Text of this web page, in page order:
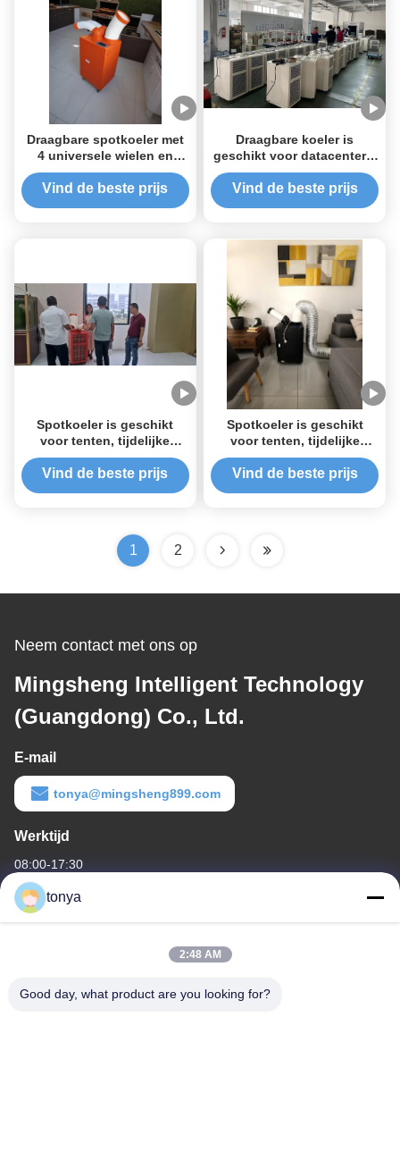
Draagbare spotkoeler met
4 universele wielen en
optionele timer in
levendige oranje kleur
Vind de beste prijs
Draagbare koeler is
geschikt voor datacenters,
tijdelijke werkplekken in de
open lucht, bouwterreinen
Vind de beste prijs
Spotkoeler is geschikt
voor tenten, tijdelijke
kantoorlocaties,
huurwoningen enzovoort
Vind de beste prijs
Spotkoeler is geschikt
voor tenten, tijdelijke
kantoorlocaties,
huurwoningen enzovoort
Vind de beste prijs
1 2
Neem contact met ons op
Mingsheng Intelligent Technology
(Guangdong) Co., Ltd.
E-mail
tonya@mingsheng899.com
Werktijd
08:00-17:30
Ons adres
Eén van Nee.2, Wende Fourth Street, High-tech Industrial
tonya
2:48 AM
Good day, what product are you looking for?